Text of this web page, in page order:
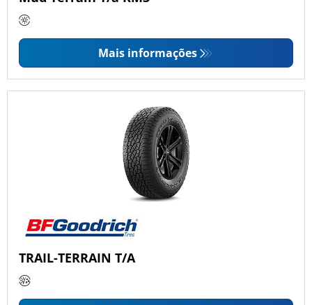
Mais informações
TRAIL-TERRAIN T/A